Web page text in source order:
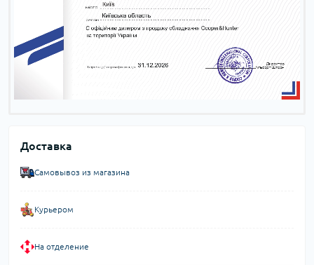
Доставка
Самовывоз из магазина
Курьером
На отделение